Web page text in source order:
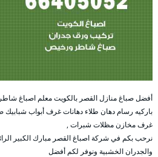
أفضل صباغ منازل القصر بالكويت معلم اصباغ
باركيه رسام دهان طلاء دهانات غرف أبواب
غرف مخازن مظلات شبرات ,
نرحب بكم في شركة اصباغ القصر مبارك الكبير
والجدران الخشبية ونوفر لكم أفضل